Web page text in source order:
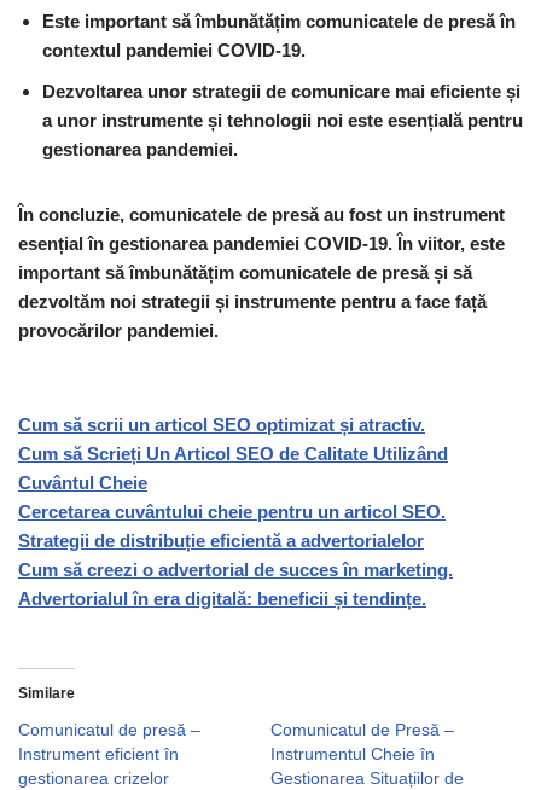
Este important să îmbunătățim comunicatele de presă în
contextul pandemiei COVID-19.
Dezvoltarea unor strategii de comunicare mai eficiente și
a unor instrumente și tehnologii noi este esențială pentru
gestionarea pandemiei.
În concluzie, comunicatele de presă au fost un instrument
esențial în gestionarea pandemiei COVID-19. În viitor, este
important să îmbunătățim comunicatele de presă și să
dezvoltăm noi strategii și instrumente pentru a face față
provocărilor pandemiei.
Cum să scrii un articol SEO optimizat și atractiv.
Cum să Scrieți Un Articol SEO de Calitate Utilizând
Cuvântul Cheie
Cercetarea cuvântului cheie pentru un articol SEO.
Strategii de distribuție eficientă a advertorialelor
Cum să creezi o advertorial de succes în marketing.
Advertorialul în era digitală: beneficii și tendințe.
Similare
Comunicatul de presă –
Instrument eficient în
gestionarea crizelor
Comunicatul de Presă –
Instrumentul Cheie în
Gestionarea Situațiilor de